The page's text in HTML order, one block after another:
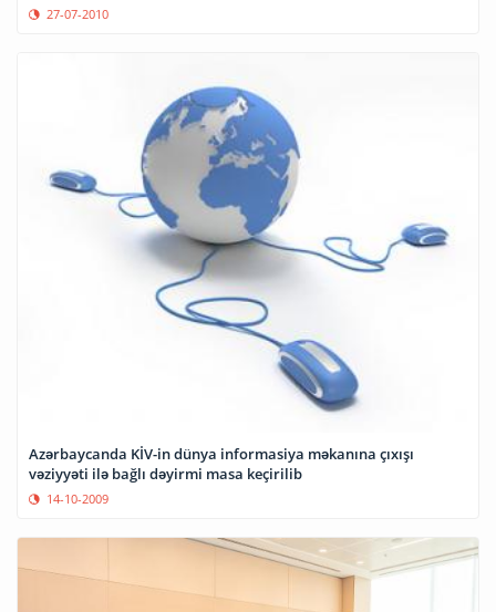
27-07-2010
Azərbaycanda KİV-in dünya informasiya məkanına çıxışı
vəziyyəti ilə bağlı dəyirmi masa keçirilib
14-10-2009